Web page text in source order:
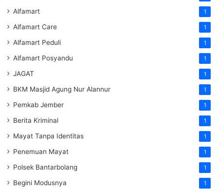
Alfamart 1
Alfamart Care 1
Alfamart Peduli 1
Alfamart Posyandu 1
JAGAT 1
BKM Masjid Agung Nur Alannur 1
Pemkab Jember 1
Berita Kriminal 1
Mayat Tanpa Identitas 1
Penemuan Mayat 1
Polsek Bantarbolang 1
Begini Modusnya 1